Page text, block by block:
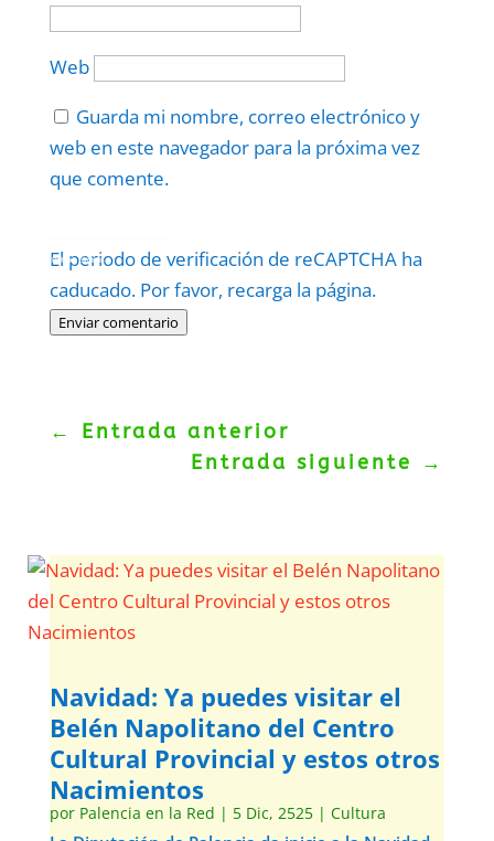
Web
Guarda mi nombre, correo electrónico y
web en este navegador para la próxima vez
que comente.
El periodo de verificación de reCAPTCHA ha
caducado. Por favor, recarga la página.
Enviar comentario
Politica–Términos.
← Entrada anterior
Entrada siguiente
→
Navidad: Ya puedes visitar el
Belén Napolitano del Centro
Cultural Provincial y estos otros
Nacimientos
por Palencia en la Red | 5 Dic, 2525| Cultura